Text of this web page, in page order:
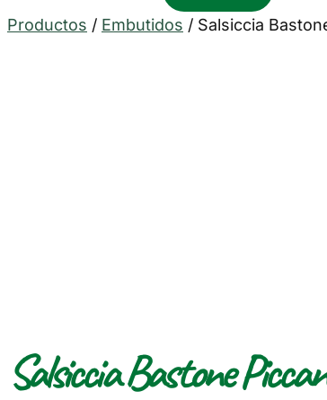
Productos / Embutidos / Salsiccia
Salsiccia Bastone